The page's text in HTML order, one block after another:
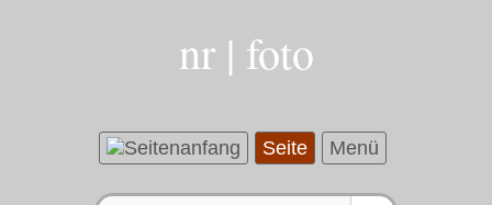
nr | foto
Seite Menü